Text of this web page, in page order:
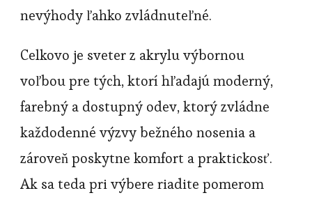
nevýhody ľahko zvládnuteľné.
Celkovo je sveter z akrylu výbornou
voľbou pre tých, ktorí hľadajú moderný,
farebný a dostupný odev, ktorý zvládne
každodenné výzvy bežného nosenia a
zároveň poskytne komfort a praktickosť.
Ak sa teda pri výbere riadite pomerom